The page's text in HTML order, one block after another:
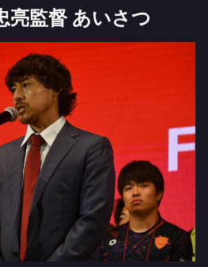
亮監督 あいさつ